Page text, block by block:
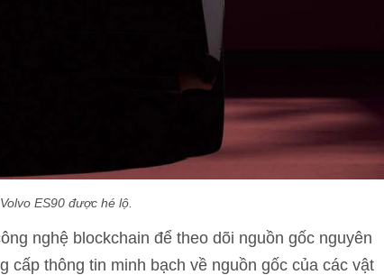
ES90 được hé lộ.
nghệ blockchain để theo dõi nguồn gốc nguyên
cấp thông tin minh bạch về nguồn gốc của các vật